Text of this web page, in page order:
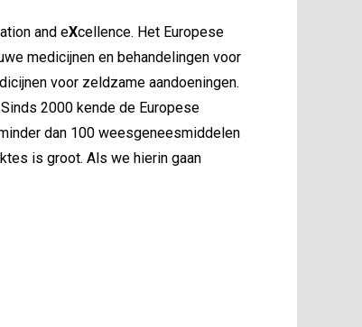
and eXcellence. Het Europese
medicijnen en behandelingen voor
voor zeldzame aandoeningen.
2000 kende de Europese
dan 100 weesgeneesmiddelen
is groot. Als we hierin gaan